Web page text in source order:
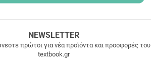
NEWSLETTER
πρώτοι για νέα προϊόντα και προσφορές του
textbook.gr